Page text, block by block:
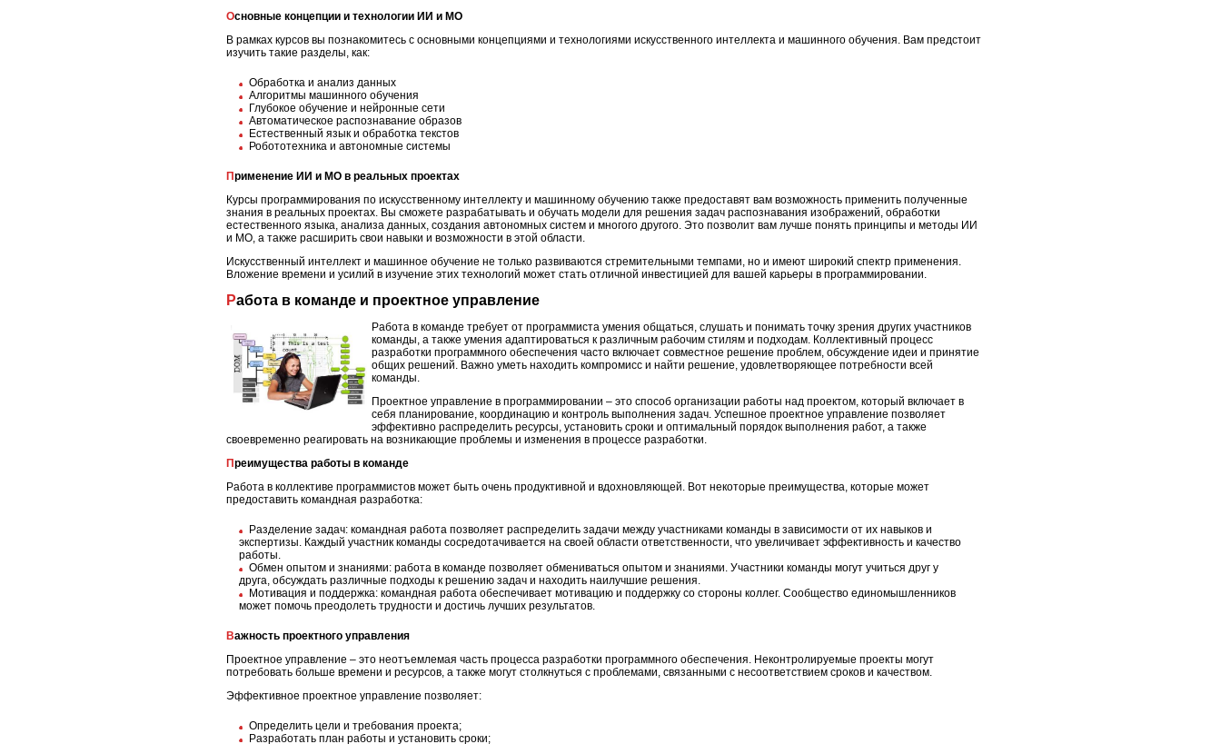
Основные концепции и технологии ИИ и МО
В рамках курсов вы познакомитесь с основными концепциями и технологиями искусственного интеллекта и машинного обучения. Вам предстоит
изучить такие разделы, как:
Обработка и анализ данных
Алгоритмы машинного обучения
Глубокое обучение и нейронные сети
Автоматическое распознавание образов
Естественный язык и обработка текстов
Робототехника и автономные системы
Применение ИИ и МО в реальных проектах
Курсы программирования по искусственному интеллекту и машинному обучению также предоставят вам возможность применить полученные
знания в реальных проектах. Вы сможете разрабатывать и обучать модели для решения задач распознавания изображений, обработки
естественного языка, анализа данных, создания автономных систем и многого другого. Это позволит вам лучше понять принципы и методы ИИ
и МО, а также расширить свои навыки и возможности в этой области.
Искусственный интеллект и машинное обучение не только развиваются стремительными темпами, но и имеют широкий спектр применения.
Вложение времени и усилий в изучение этих технологий может стать отличной инвестицией для вашей карьеры в программировании.
Работа в команде и проектное управление
Работа в команде требует от программиста умения общаться, слушать и понимать точку зрения других участников
команды, а также умения адаптироваться к различным рабочим стилям и подходам. Коллективный процесс
разработки программного обеспечения часто включает совместное решение проблем, обсуждение идеи и принятие
общих решений. Важно уметь находить компромисс и найти решение, удовлетворяющее потребности всей
команды.
Проектное управление в программировании – это способ организации работы над проектом, который включает в
себя планирование, координацию и контроль выполнения задач. Успешное проектное управление позволяет
эффективно распределить ресурсы, установить сроки и оптимальный порядок выполнения работ, а также
своевременно реагировать на возникающие проблемы и изменения в процессе разработки.
Преимущества работы в команде
Работа в коллективе программистов может быть очень продуктивной и вдохновляющей. Вот некоторые преимущества, которые может
предоставить командная разработка:
Разделение задач: командная работа позволяет распределить задачи между участниками команды в зависимости от их навыков и
экспертизы. Каждый участник команды сосредотачивается на своей области ответственности, что увеличивает эффективность и качество
работы.
Обмен опытом и знаниями: работа в команде позволяет обмениваться опытом и знаниями. Участники команды могут учиться друг у
друга, обсуждать различные подходы к решению задач и находить наилучшие решения.
Мотивация и поддержка: командная работа обеспечивает мотивацию и поддержку со стороны коллег. Сообщество единомышленников
может помочь преодолеть трудности и достичь лучших результатов.
Важность проектного управления
Проектное управление – это неотъемлемая часть процесса разработки программного обеспечения. Неконтролируемые проекты могут
потребовать больше времени и ресурсов, а также могут столкнуться с проблемами, связанными с несоответствием сроков и качеством.
Эффективное проектное управление позволяет:
Определить цели и требования проекта;
Разработать план работы и установить сроки;